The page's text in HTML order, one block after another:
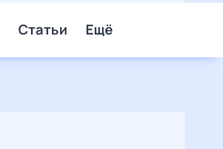
Статьи Ещё